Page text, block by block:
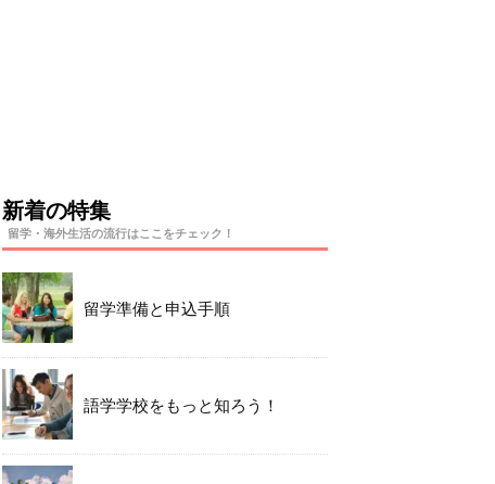
新着の特集
留学・海外生活の流行はここをチェック！
留学準備と申込手順
語学学校をもっと知ろう！